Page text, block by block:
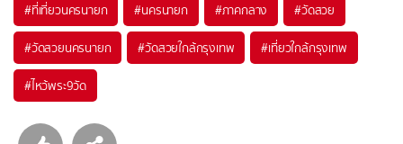
#ที่เที่ยวนครนายก #นครนายก #ภาคกลาง #วัดสวย
#วัดสวยนครนายก #วัดสวยใกล้กรุงเทพ #เที่ยวใกล้กรุงเทพ
#ไหว้พระ9วัด